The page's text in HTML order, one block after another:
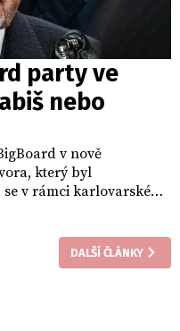
party ve
nebo
v nově
který byl
v rámci karlovarského
hudební hvězda
přilákal i
DALŠÍ ČLÁNKY